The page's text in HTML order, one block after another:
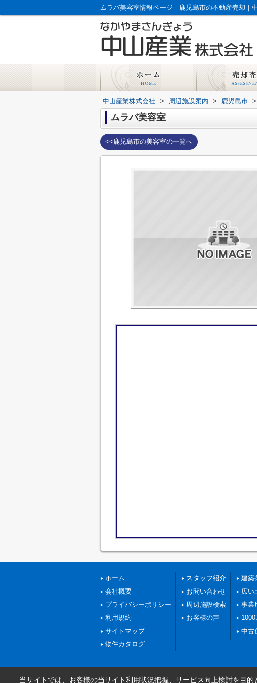
ムラバ美容室情報ページ｜鹿児島市の不動産売却｜
中山産業株式会社 > 周辺施設案内 > 鹿児島市 >
ムラバ美容室
<<鹿児島市の美容室の一覧へ
ホーム
会社概要
プライバシーポリシー
利用規約
サイトマップ
物件カタログ
スタッフ紹介
お問い合わせ
周辺施設検索
お客様の声
建築
広い
事業
中古
当サイトでは、お客様の当サイト利用状況把握、サービス向上検討を目